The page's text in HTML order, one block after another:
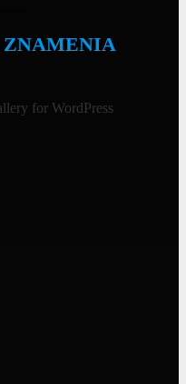
ZNAMENIA